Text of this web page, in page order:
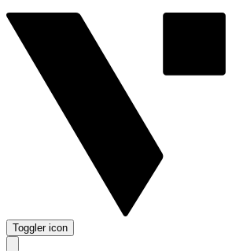
Toggler icon